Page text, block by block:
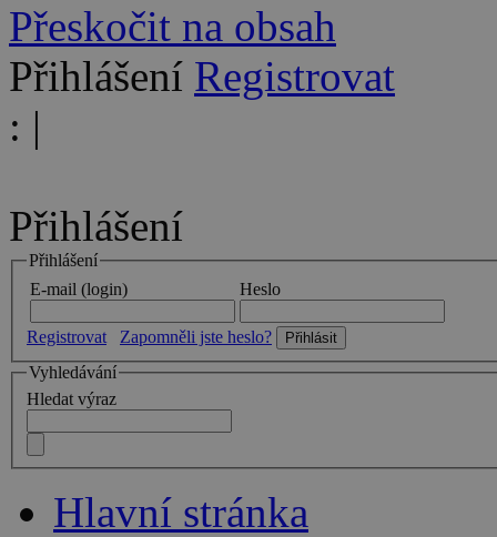
Přeskočit na obsah
Přihlášení Registrovat
: |
Přihlášení
Přihlášení
E-mail (login)
Heslo
Registrovat
Zapomněli jste heslo?
Vyhledávání
Hledat výraz
Hlavní stránka